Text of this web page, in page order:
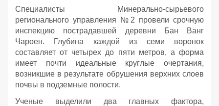
Специалисты Минерально-сырьевого
регионального управления №2 провели срочную
инспекцию пострадавшей деревни Бан Ванг
Чароен. Глубина каждой из семи воронок
составляет от четырех до пяти метров, а форма
имеет почти идеальные круглые очертания,
возникшие в результате обрушения верхних слоев
почвы в подземные полости.
Ученые выделили два главных фактора,